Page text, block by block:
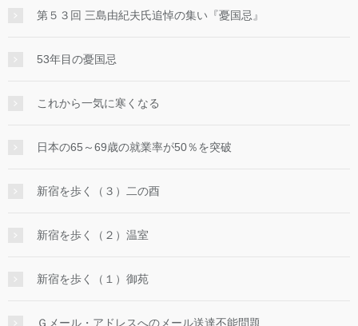
第５３回 三島由紀夫氏追悼の集い『憂国忌』
53年目の憂国忌
これから一気に寒くなる
日本の65～69歳の就業率が50％を突破
新宿を歩く（３）二の酉
新宿を歩く（２）温室
新宿を歩く（１）御苑
Ｇメール・アドレスへのメール送達不能問題